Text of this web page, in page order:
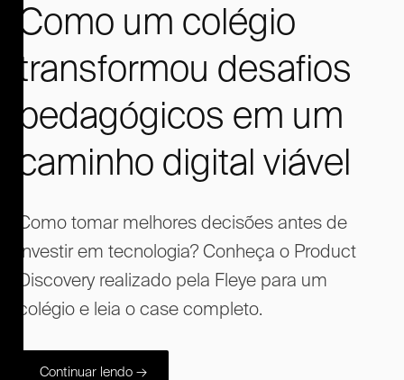
Como um colégio
transformou desafios
pedagógicos em um
caminho digital viável
Como tomar melhores decisões antes de
investir em tecnologia? Conheça o Product
Discovery realizado pela Fleye para um
colégio e leia o case completo.
Continuar lendo →